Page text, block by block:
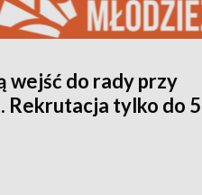
wejść do rady przy
Rekrutacja tylko do 5